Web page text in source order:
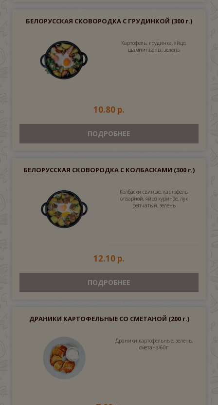
БЕЛОРУССКАЯ СКОВОРОДКА С ГРУДИНКОЙ (300 г.)
Картофель, грудинка, яйцо,
шампиньоны, зелень
10.80 р.
ПОДРОБНЕЕ
БЕЛОРУССКАЯ СКОВОРОДКА С КОЛБАСКАМИ (300 г.)
Колбаски свиные, картофель
отварной, яйцо куриное, лук
репчатый, зелень
12.10 р.
ПОДРОБНЕЕ
ДРАНИКИ КАРТОФЕЛЬНЫЕ СО СМЕТАНОЙ (200 г.)
Драники картофельные, зелень,
сметана/60г